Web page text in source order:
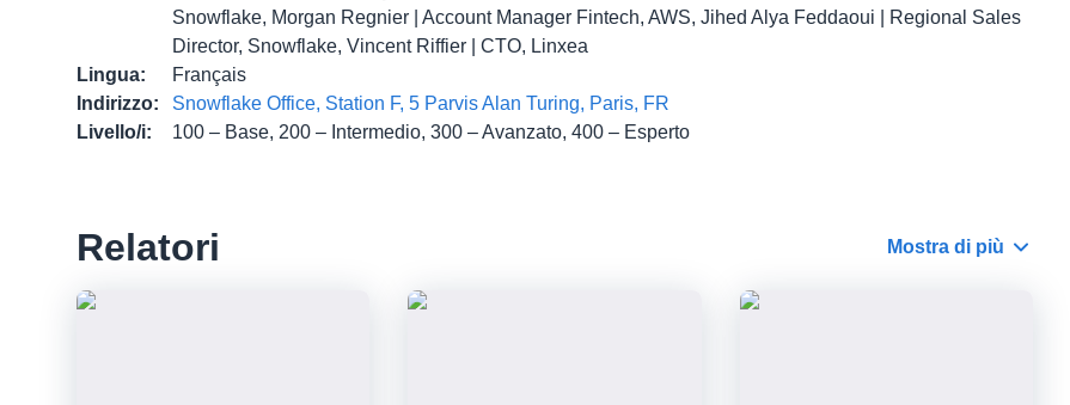
Snowflake, Morgan Regnier | Account Manager Fintech, AWS, Jihed Alya Feddaoui | Regional Sales
Director, Snowflake, Vincent Riffier | CTO, Linxea
Lingua:
Français
Indirizzo:
Snowflake Office, Station F, 5 Parvis Alan Turing, Paris, FR
Livello/i: 100 – Base, 200 – Intermedio, 300 – Avanzato, 400 – Esperto
Relatori Mostra di più